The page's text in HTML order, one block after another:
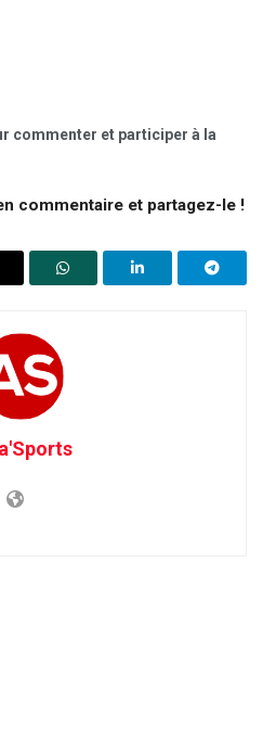
commenter et participer à la
commentaire et partagez-le !